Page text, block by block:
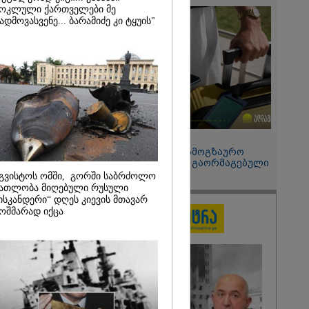
მეპარება
ბარამიძის
ხალხი
ყაზახს,
არავინ
არაა" -
15:49 / 06-08-2026
შეიძინე ალდაგის სამოგზაურო
დაზღვევა და მიიღე გაორმაგებული
ინტერნეტი
ქართველები მე
ბარამიძე კი ტყუის"
ომში, გორში საბრძოლო
მიღებული რუსული
დღეს კიევის მთავარ
იქცა